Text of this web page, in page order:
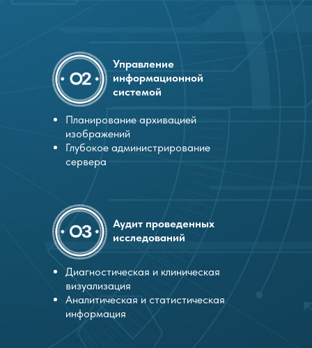
Аудит проведенных
исследований
Диагностическая и клиническая
визуализация
Аналитическая и статистическая
информация
Управление
информационной
системой
Планирование архивацией
изображений
Глубокое администрирование
сервера